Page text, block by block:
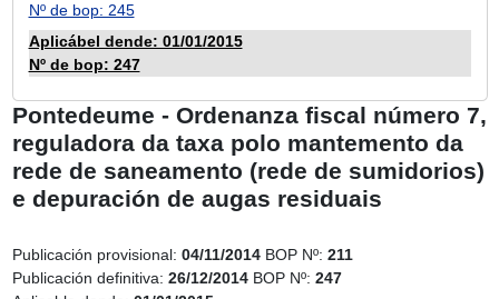
Nº de bop: 245
Aplicábel dende: 01/01/2015
Nº de bop: 247
Pontedeume - Ordenanza fiscal número 7,
reguladora da taxa polo mantemento da
rede de saneamento (rede de sumidorios)
e depuración de augas residuais
Publicación provisional: 04/11/2014 BOP Nº: 211
Publicación definitiva: 26/12/2014 BOP Nº: 247